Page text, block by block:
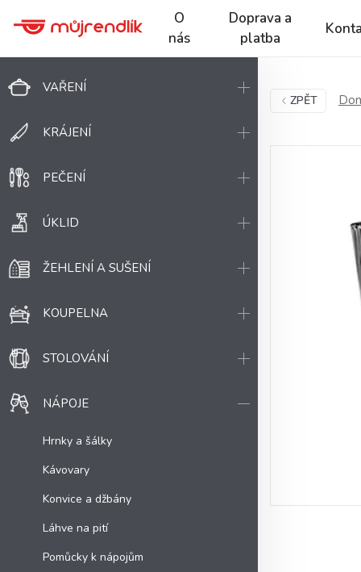
O
nás
Doprava a
platba
VAŘENÍ
KRÁJENÍ
PEČENÍ
ÚKLID
ŽEHLENÍ A SUŠENÍ
KOUPELNA
STOLOVÁNÍ
NÁPOJE
Hrnky a šálky
Kávovary
Konvice a džbány
Láhve na pití
Pomůcky k nápojům
ZPĚT